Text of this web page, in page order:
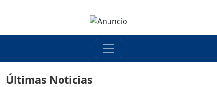
Últimas Noticias